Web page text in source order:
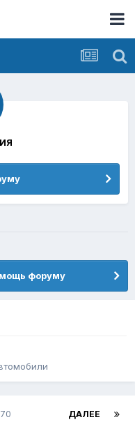
форуму
ДАЛЕЕ